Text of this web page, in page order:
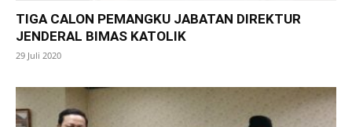
TIGA CALON PEMANGKU JABATAN DIREKTUR
JENDERAL BIMAS KATOLIK
29 Juli 2020